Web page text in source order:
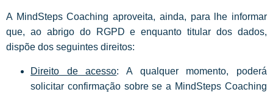
A MindSteps Coaching aproveita, ainda, para lhe informar
que, ao abrigo do RGPD e enquanto titular dos dados,
dispõe dos seguintes direitos:
Direito de acesso: A qualquer momento, poderá
solicitar confirmação sobre se a MindSteps Coaching